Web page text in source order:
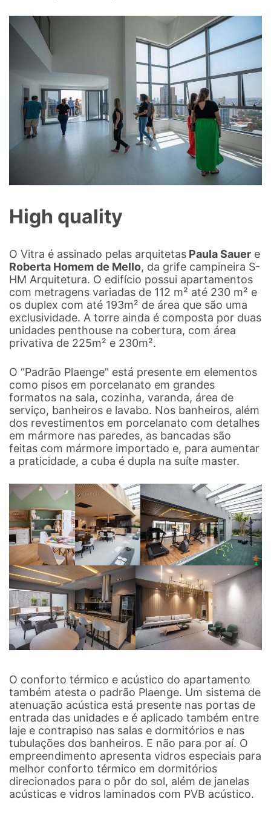
High quality
O Vitra é assinado pelas arquitetas Paula Sauer e
Roberta Homem de Mello, da grife campineira S-
HM Arquitetura. O edifício possui apartamentos
com metragens variadas de 112 m² até 230 m² e
os duplex com até 193m² de área que são uma
exclusividade. A torre ainda é composta por duas
unidades penthouse na cobertura, com área
privativa de 225m² e 230m².
O “Padrão Plaenge” está presente em elementos
como pisos em porcelanato em grandes
formatos na sala, cozinha, varanda, área de
serviço, banheiros e lavabo. Nos banheiros, além
dos revestimentos em porcelanato com detalhes
em mármore nas paredes, as bancadas são
feitas com mármore importado e, para aumentar
a praticidade, a cuba é dupla na suíte master.
O conforto térmico e acústico do apartamento
também atesta o padrão Plaenge. Um sistema de
atenuação acústica está presente nas portas de
entrada das unidades e é aplicado também entre
laje e contrapiso nas salas e dormitórios e nas
tubulações dos banheiros. E não para por aí. O
empreendimento apresenta vidros especiais para
melhor conforto térmico em dormitórios
direcionados para o pôr do sol, além de janelas
acústicas e vidros laminados com PVB acústico.